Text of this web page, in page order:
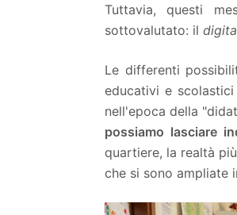
Tuttavia, questi
sottovalutato: il
Le differenti
educativi e
nell'epoca della
possiamo lasciare
quartiere, la realtà
che si sono ampliate